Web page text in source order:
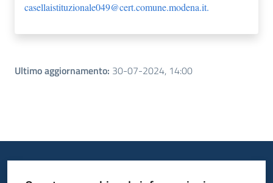
casellaistituzionale049@cert.comune.modena.it.
Ultimo aggiornamento: 30-07-2024, 14:00